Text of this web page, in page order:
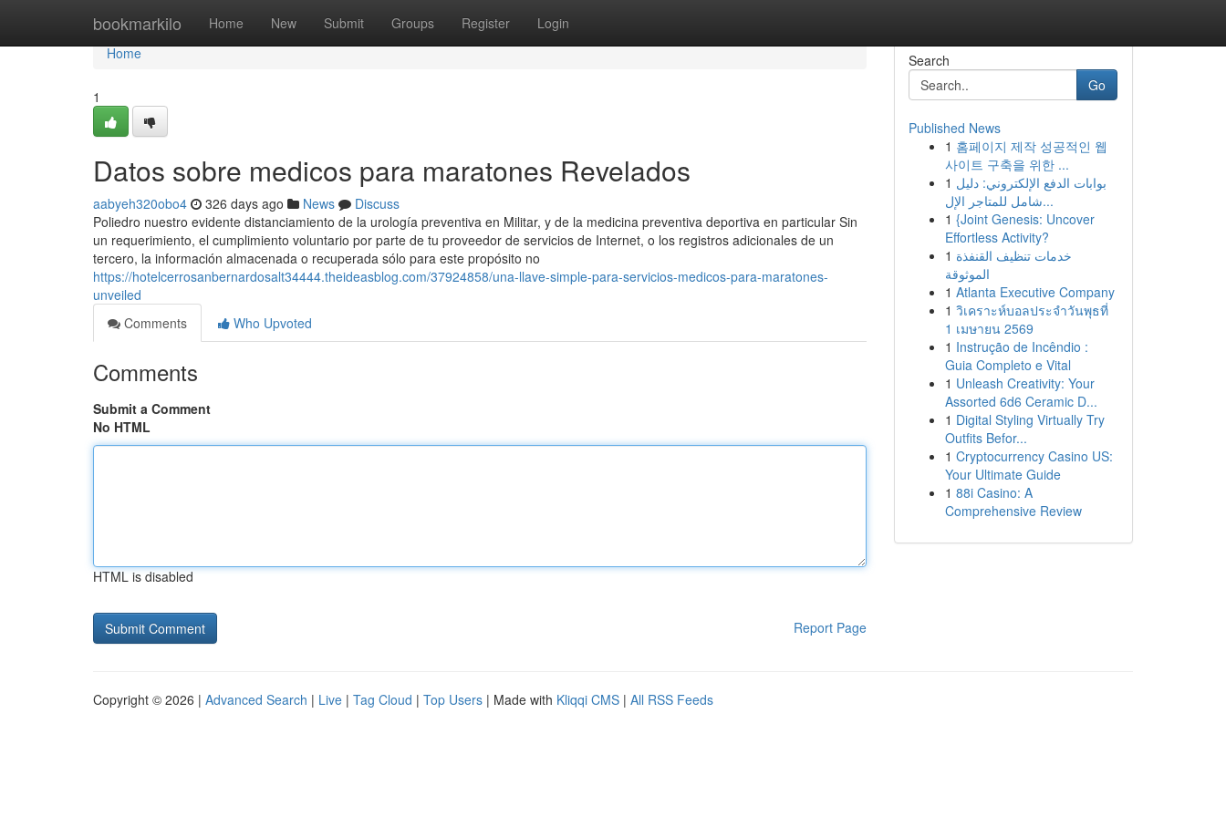
bookmarkilo Home New Submit Groups Register Login
Home
Home
1
Datos sobre medicos para maratones Revelados
aabyeh320obo4 326 days ago News
Discuss
Poliedro nuestro evidente distanciamiento de la urología preventiva en Militar, y de la medicina preventiva deportiva en particular Sin
un requerimiento, el cumplimiento voluntario por parte de tu proveedor de servicios de Internet, o los registros adicionales de un
tercero, la información almacenada o recuperada sólo para este propósito no
https://hotelcerrosanbernardosalt34444.theideasblog.com/37924858/una-llave-simple-para-servicios-medicos-para-maratones-
unveiled
Comments
Who Upvoted
Comments
Submit a Comment
No HTML
HTML is disabled
Report Page
Search
Go
Published News
1 홈페이지 제작 성공적인 웹
사이트 구축을 위한 ...
1 بوابات الدفع الإلكتروني: دليل
شامل للمتاجر الإل...
1 {Joint Genesis: Uncover
Effortless Activity?
1 خدمات تنظيف القنفذة
الموثوقة
1 Atlanta Executive Company
1 วิเคราะห์บอลประจำวันพุธที่
1 เมษายน 2569
1 Instrução de Incêndio :
Guia Completo e Vital
1 Unleash Creativity: Your
Assorted 6d6 Ceramic D...
1 Digital Styling Virtually Try
Outfits Befor...
1 Cryptocurrency Casino US:
Your Ultimate Guide
1 88i Casino: A
Comprehensive Review
Copyright © 2026 | Advanced Search | Live | Tag Cloud | Top Users | Made with Kliqqi CMS | All RSS Feeds